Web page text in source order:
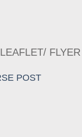
LEAFLET/ FLYER